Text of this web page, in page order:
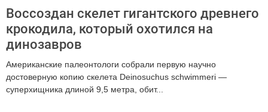
Воссоздан скелет гигантского древнего
крокодила, который охотился на
динозавров
Американские палеонтологи собрали первую научно
достоверную копию скелета Deinosuchus schwimmeri —
суперхищника длиной 9,5 метра, обит...